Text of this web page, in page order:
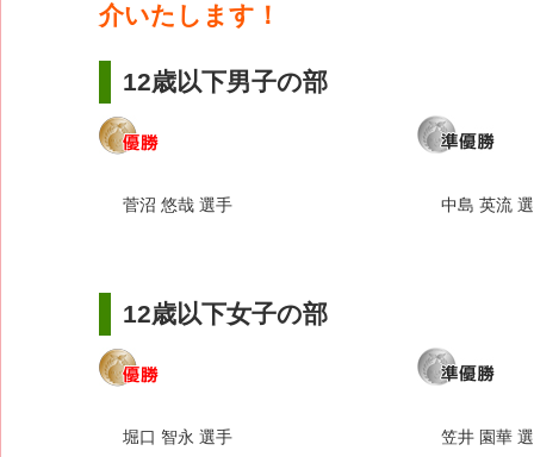
介いたします！
12歳以下男子の部
菅沼 悠哉 選手 中島 英流
12歳以下女子の部
堀口 智永 選手 笠井 園華